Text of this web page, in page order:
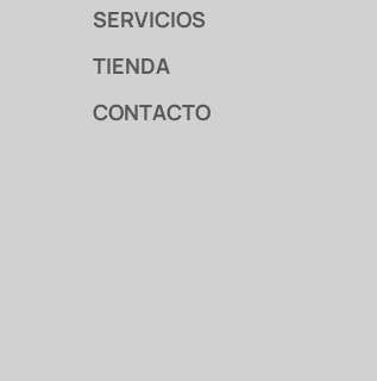
SERVICIOS
TIENDA
CONTACTO